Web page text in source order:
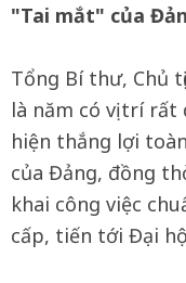
"Tai mắt" của
Tổng Bí thư, Chủ
là năm có vị trí
hiện thắng lợi
của Đảng, đồng
khai công việc
cấp, tiến tới Đại